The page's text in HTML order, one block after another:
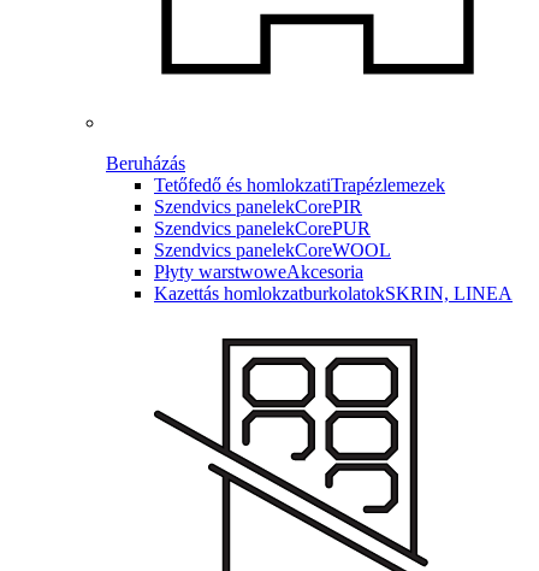
Beruházás
Tetőfedő és homlokzatiTrapézlemezek
Szendvics panelekCorePIR
Szendvics panelekCorePUR
Szendvics panelekCoreWOOL
Płyty warstwoweAkcesoria
Kazettás homlokzatburkolatokSKRIN, LINEA